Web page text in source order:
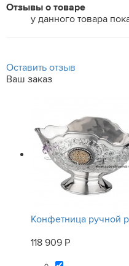
Отзывы о товаре
у данного товара
Оставить отзыв
Ваш заказ
Конфетница ручной
118 909 Р